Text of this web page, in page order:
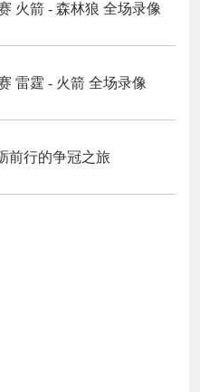
火箭 - 森林狼 全场录像
雷霆 - 火箭 全场录像
前行的争冠之旅